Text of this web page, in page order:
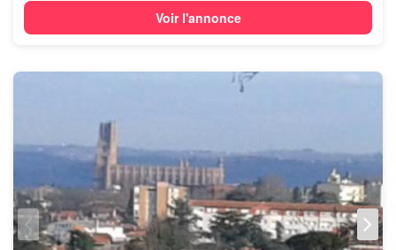
Voir l'annonce